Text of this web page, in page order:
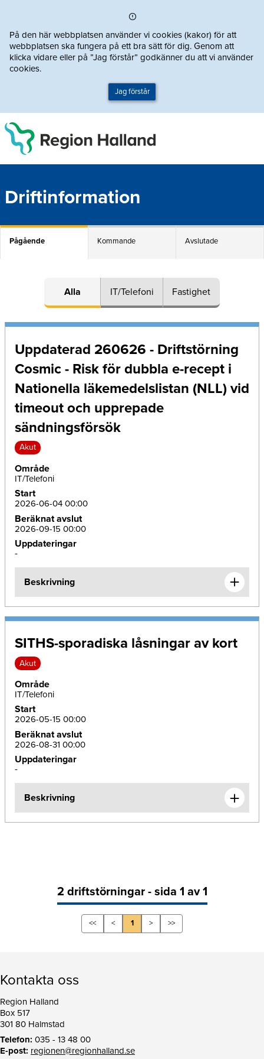
På den här webbplatsen använder vi cookies (kakor) för att
webbplatsen ska fungera på ett bra sätt för dig. Genom att
klicka vidare eller på ”Jag förstår” godkänner du att vi använder
cookies.
Jag förstår
Driftinformation
Pågående Kommande Avslutade
Alla IT/Telefoni Fastighet
Uppdaterad 260626 - Driftstörning
Cosmic - Risk för dubbla e-recept i
Nationella läkemedelslistan (NLL) vid
timeout och upprepade
sändningsförsök
Akut
Område
IT/Telefoni
Start
2026-06-04 00:00
Beräknat avslut
2026-09-15 00:00
Uppdateringar
-
Beskrivning
SITHS-sporadiska låsningar av kort
Akut
Område
IT/Telefoni
Start
2026-05-15 00:00
Beräknat avslut
2026-08-31 00:00
Uppdateringar
-
Beskrivning
2 driftstörningar - sida 1 av 1
<< < 1 > >>
Kontakta oss
Region Halland
Box 517
301 80 Halmstad
Telefon: 035 - 13 48 00
E-post: regionen@regionhalland.se